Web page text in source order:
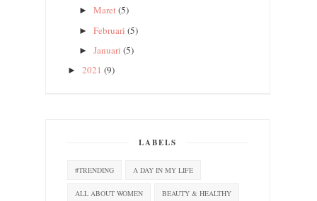
► Maret(5)
► Februari (5)
► Januari (5)
► 2021 (9)
LABELS
#TRENDING A DAY IN MY LIFE
ALL ABOUT WOMEN BEAUTY & HEALTHY